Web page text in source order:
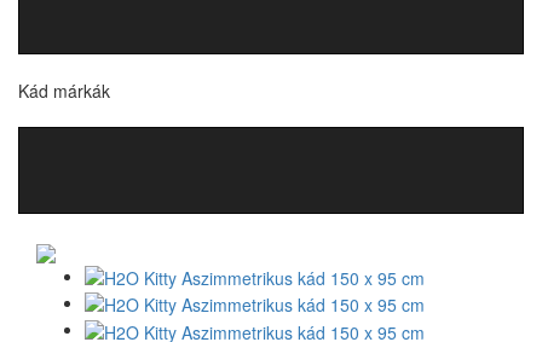
Kád márkák